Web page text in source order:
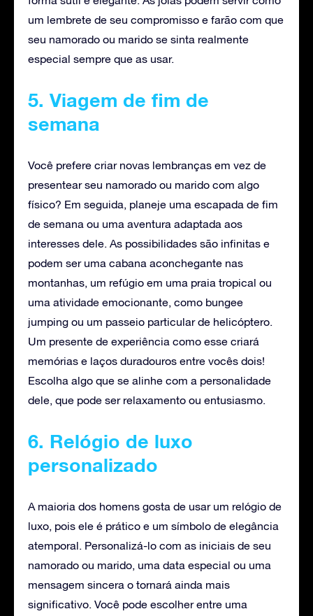
um lembrete de seu compromisso e farão com que
seu namorado ou marido se sinta realmente
especial sempre que as usar.
5. Viagem de fim de
semana
Você prefere criar novas lembranças em vez de
presentear seu namorado ou marido com algo
físico? Em seguida, planeje uma escapada de fim
de semana ou uma aventura adaptada aos
interesses dele. As possibilidades são infinitas e
podem ser uma cabana aconchegante nas
montanhas, um refúgio em uma praia tropical ou
uma atividade emocionante, como bungee
jumping ou um passeio particular de helicóptero.
Um presente de experiência como esse criará
memórias e laços duradouros entre vocês dois!
Escolha algo que se alinhe com a personalidade
dele, que pode ser relaxamento ou entusiasmo.
6. Relógio de luxo
personalizado
A maioria dos homens gosta de usar um relógio de
luxo, pois ele é prático e um símbolo de elegância
atemporal. Personalizá-lo com as iniciais de seu
namorado ou marido, uma data especial ou uma
mensagem sincera o tornará ainda mais
significativo. Você pode escolher entre uma